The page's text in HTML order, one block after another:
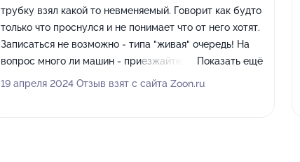
трубку взял какой то невменяемый. Говорит как будто
только что проснулся и не понимает что от него хотят.
Записаться не возможно - типа "живая" очередь! На
вопрос много ли машин - приезжайте, посмотрим!
Бред какой то! Куда руководство то смотрит? Может
Показать ещё
19 апреля 2024 Отзыв взят с сайта Zoon.ru